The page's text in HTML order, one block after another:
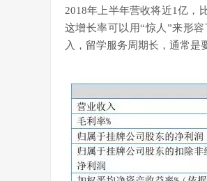
2018年上半年营收将近1亿，
这增长率可以用“惊人”来形
入，留学服务周期长，通常是